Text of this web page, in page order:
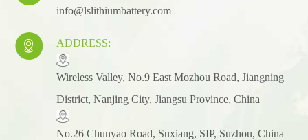
info@lslithiumbattery.com
 ADDRESS:
​Wireless Valley, No.9 East Mozhou Road, Jiangning
District, Nanjing City, Jiangsu Province, China
No.26 Chunyao Road, Suxiang, SIP, Suzhou, China